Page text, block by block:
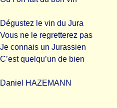
Dégustez le vin du Jura
Vous ne le regretterez pas
Je connais un Jurassien
C’est quelqu’un de bien
Daniel HAZEMANN